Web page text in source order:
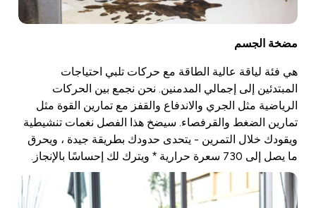
مضخة الجسم
هي فئة لياقة عالية الطاقة مع حركات تلبي احتياجات
المبتدئين إلى إجمالي المدمنين. نحن نجمع بين الحركات
الرياضية مثل الجري والاندفاع والقفز مع تمارين القوة مثل
تمارين الضغط والقرفصاء. سيضخ هذا الفصل نغمات تنشيطية
ويقودك خلال التمرين - يتحدى حدودك بطريقة جيدة ، ويحرق
ما يصل إلى 730 سعرة حرارية * ويترك لك إحساسًا بالإنجاز.